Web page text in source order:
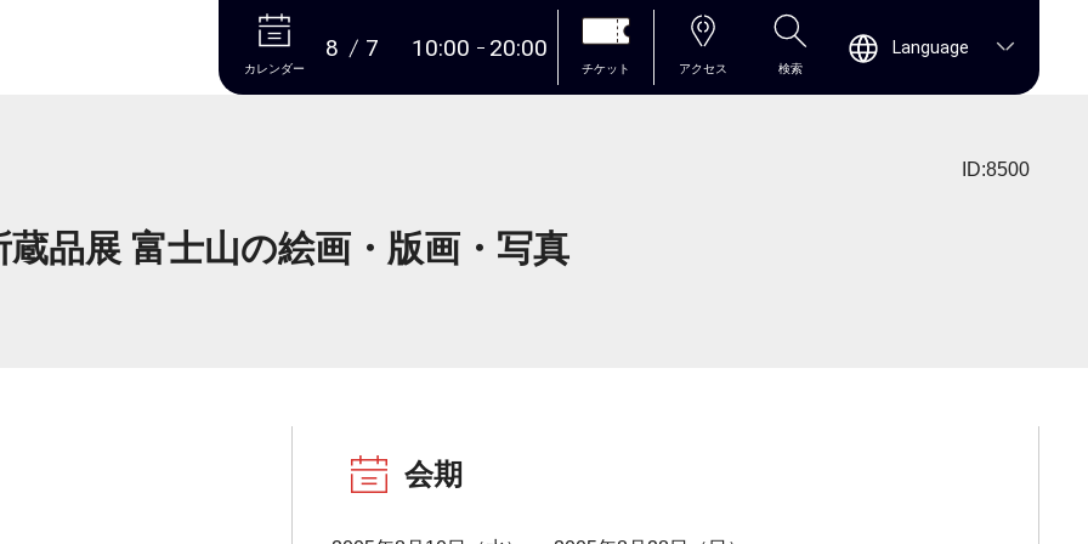
本文へ
カレンダー
8 7 10:00 20:00
チケット アクセス 検索
Language
ID:8500
蔵品展 富士山の絵画・版画・写真
会期